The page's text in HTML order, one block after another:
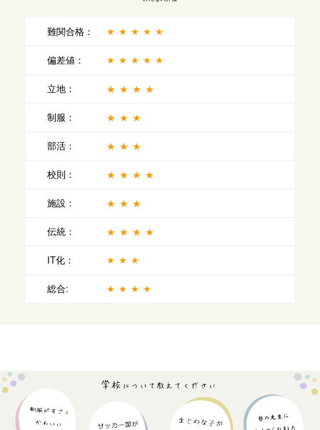
難関合格： ★★★★★
偏差値： ★★★★★
立地： ★★★★
制服： ★★★
部活： ★★★
校則： ★★★★
施設： ★★★
伝統： ★★★★
IT化： ★★★
総合: ★★★★